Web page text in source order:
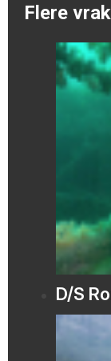
Flere
D/S